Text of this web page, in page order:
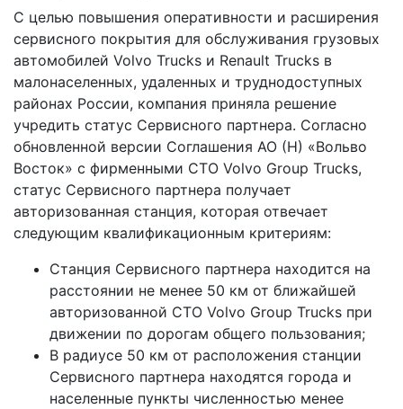
С целью повышения оперативности и расширения
сервисного покрытия для обслуживания грузовых
автомобилей Volvo Trucks и Renault Trucks в
малонаселенных, удаленных и труднодоступных
районах России, компания приняла решение
учредить статус Сервисного партнера. Согласно
обновленной версии Соглашения АО (Н) «Вольво
Восток» с фирменными СТО Volvo Group Trucks,
статус Сервисного партнера получает
авторизованная станция, которая отвечает
следующим квалификационным критериям:
Станция Сервисного партнера находится на
расстоянии не менее 50 км от ближайшей
авторизованной СТО Volvo Group Trucks при
движении по дорогам общего пользования;
В радиусе 50 км от расположения станции
Сервисного партнера находятся города и
населенные пункты численностью менее